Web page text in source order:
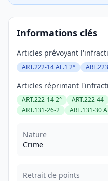
Informations clés
Articles prévoyant
ART.222-14 AL.1 2°
Articles réprimant
ART.222-14 2° ART.222-44
ART.131-26-2
ART.131-30
Nature
Crime
Retrait de points